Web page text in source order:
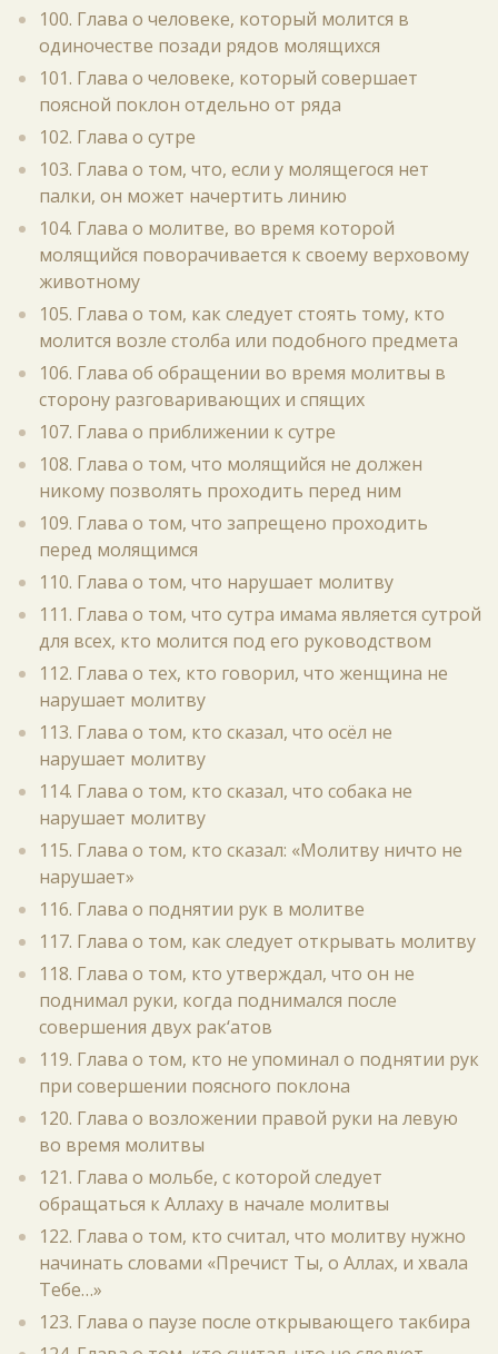
100. Глава о человеке, который молится в
одиночестве позади рядов молящихся
101. Глава о человеке, который совершает
поясной поклон отдельно от ряда
102. Глава о сутре
103. Глава о том, что, если у молящегося нет
палки, он может начертить линию
104. Глава о молитве, во время которой
молящийся поворачивается к своему верховому
животному
105. Глава о том, как следует стоять тому, кто
молится возле столба или подобного предмета
106. Глава об обращении во время молитвы в
сторону разговаривающих и спящих
107. Глава о приближении к сутре
108. Глава о том, что молящийся не должен
никому позволять проходить перед ним
109. Глава о том, что запрещено проходить
перед молящимся
110. Глава о том, что нарушает молитву
111. Глава о том, что сутра имама является сутрой
для всех, кто молится под его руководством
112. Глава о тех, кто говорил, что женщина не
нарушает молитву
113. Глава о том, кто сказал, что осёл не
нарушает молитву
114. Глава о том, кто сказал, что собака не
нарушает молитву
115. Глава о том, кто сказал: «Молитву ничто не
нарушает»
116. Глава о поднятии рук в молитве
117. Глава о том, как следует открывать молитву
118. Глава о том, кто утверждал, что он не
поднимал руки, когда поднимался после
совершения двух рак‘атов
119. Глава о том, кто не упоминал о поднятии рук
при совершении поясного поклона
120. Глава о возложении правой руки на левую
во время молитвы
121. Глава о мольбе, с которой следует
обращаться к Аллаху в начале молитвы
122. Глава о том, кто считал, что молитву нужно
начинать словами «Пречист Ты, о Аллах, и хвала
Тебе…»
123. Глава о паузе после открывающего такбира